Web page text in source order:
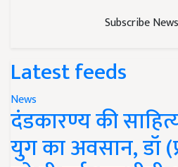
Subscribe
Latest feeds
News
दंडकारण्य की
युग का अवसान, डॉ